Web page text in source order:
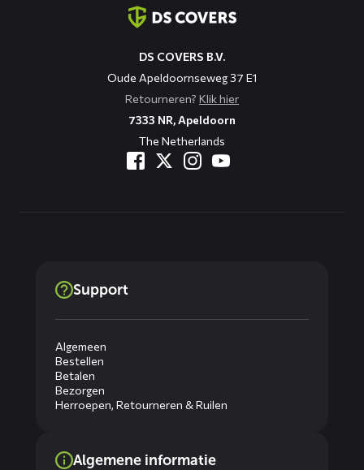
DS COVERS B.V.
Oude Apeldoornseweg 37 E1
Retourneren? Klik hier
7333 NR, Apeldoorn
The Netherlands
Support
Algemeen
Bestellen
Betalen
Bezorgen
Herroepen, Retourneren & Ruilen
Algemene informatie